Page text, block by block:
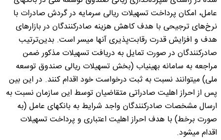
عامل، امکان پرداخت تسهیلات ریالی سرمایه در گردش صادرات با
نرخ‌های ترجیحی با هدف کاهش هزینه صادرکنندگان در بازارهای
هدف و افزایش قدرت رقابت‌پذیری آنها میسر است. بدین‌ترتیب
صادرکنندگان در صورت تمایل به دریافت تسهیلات مذکور ضمن
مراجعه به سامانه بهینیاب (بخش تسهیلات ریالی صندوق توسعه
ملی) میتوانند نسبت به ثبت درخواست خود اقدام کنند. در این بین
پس از احراز اهلیت صادراتی متقاضیان توسط این سازمان نسبت به
ارسال مشخصات صادرکنندگان واجد شرایط به بانکهای عامل (به
صورت برخط) با هدف احراز اهلیت اعتباری و پرداخت تسهیلات
اقدام میشود.